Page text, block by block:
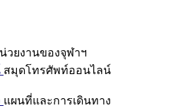
วยงานของจุฬาฯ
สมุดโทรศัพท์ออนไลน์
แผนที่และการเดินทาง